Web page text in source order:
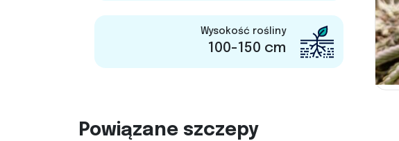
Wysokość rośliny
100-150 cm
Powiązane szczepy